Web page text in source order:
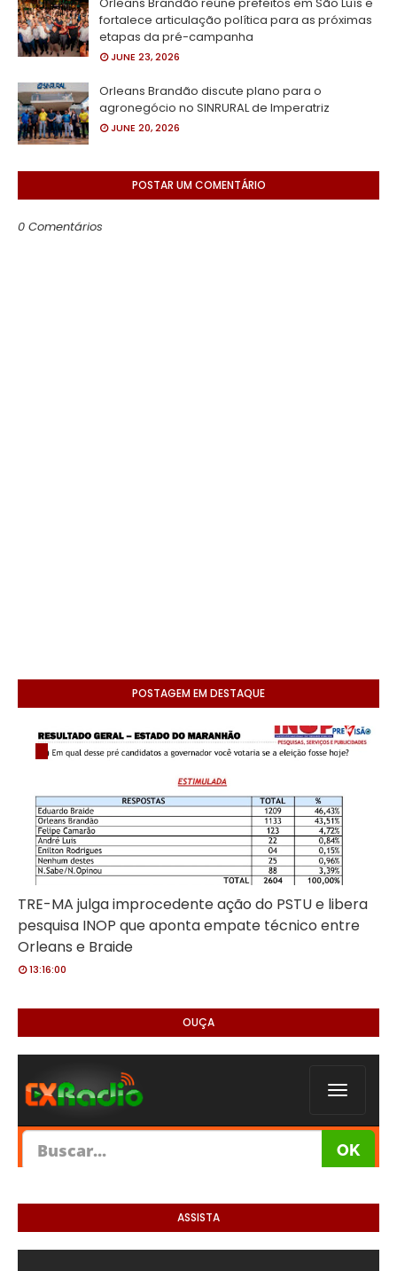
Orleans Brandão reúne prefeitos em São Luís e
fortalece articulação política para as próximas
etapas da pré-campanha
JUNE 23, 2026
Orleans Brandão discute plano para o
agronegócio no SINRURAL de Imperatriz
JUNE 20, 2026
POSTAR UM COMENTÁRIO
0 Comentários
POSTAGEM EM DESTAQUE
TRE-MA julga improcedente ação do PSTU e libera
pesquisa INOP que aponta empate técnico entre
Orleans e Braide
13:16:00
OUÇA
ASSISTA